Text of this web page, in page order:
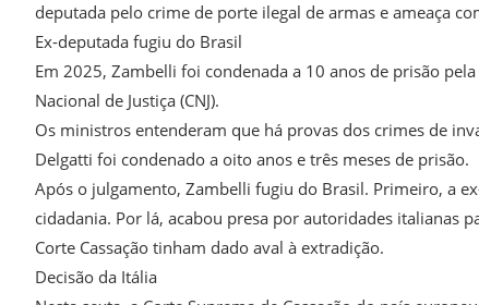
deputada pelo crime de porte ilegal de armas e ameaça
Ex-deputada fugiu do Brasil
Em 2025, Zambelli foi condenada a 10 anos de prisão
Nacional de Justiça (CNJ).
Os ministros entenderam que há provas dos crimes de
Delgatti foi condenado a oito anos e três meses de prisão.
Após o julgamento, Zambelli fugiu do Brasil. Primeiro, a
cidadania. Por lá, acabou presa por autoridades italianas
Corte Cassação tinham dado aval à extradição.
Decisão da Itália